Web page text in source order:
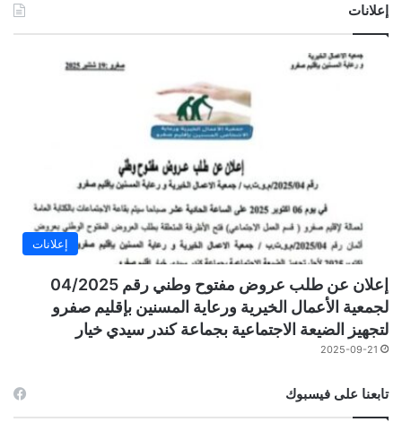
إعلانات
إعلانات
إعلان عن طلب عروض مفتوح وطني رقم 04/2025
لجمعية الأعمال الخيرية ورعاية المسنين بإقليم صفرو
لتجهيز الضيعة الاجتماعية بجماعة كندر سيدي خيار
2025-09-21
تابعنا على فيسبوك